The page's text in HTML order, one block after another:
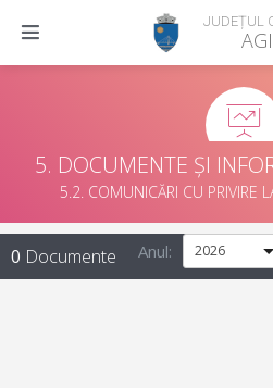
JUDEȚUL
5. DOCUMENTE ȘI
5.2. COMUNICĂRI CU PRIVIRE
0 Documente Anul: